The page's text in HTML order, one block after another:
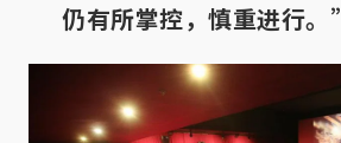
仍有所掌控，慎重进行。”